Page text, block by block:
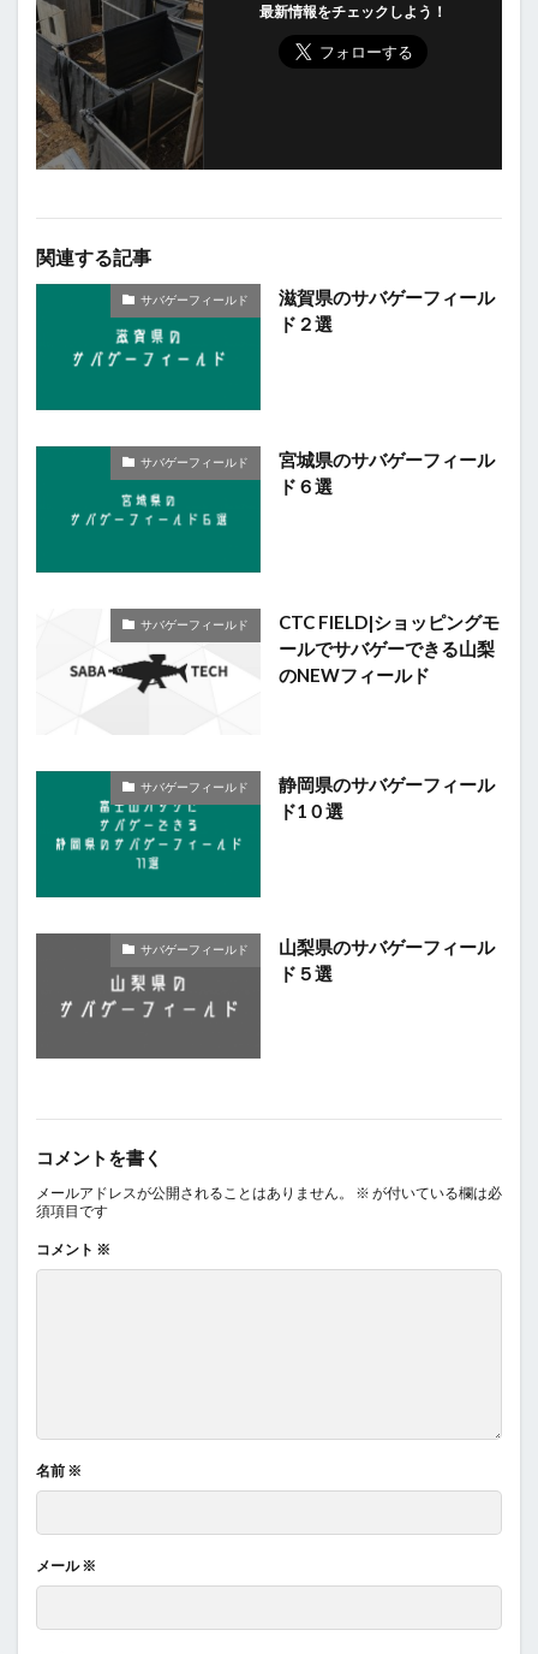
最新情報をチェックしよう！
関連する記事
サバゲーフィールド
滋賀県のサバゲーフィール
ド２選
サバゲーフィールド
宮城県のサバゲーフィール
ド６選
サバゲーフィールド
CTC FIELD|ショッピングモ
ールでサバゲーできる山梨
のNEWフィールド
サバゲーフィールド
静岡県のサバゲーフィール
ド1０選
サバゲーフィールド
山梨県のサバゲーフィール
ド５選
コメントを書く
メールアドレスが公開されることはありません。 ※ が付いている欄は必
須項目です
コメント ※
名前 ※
メール※